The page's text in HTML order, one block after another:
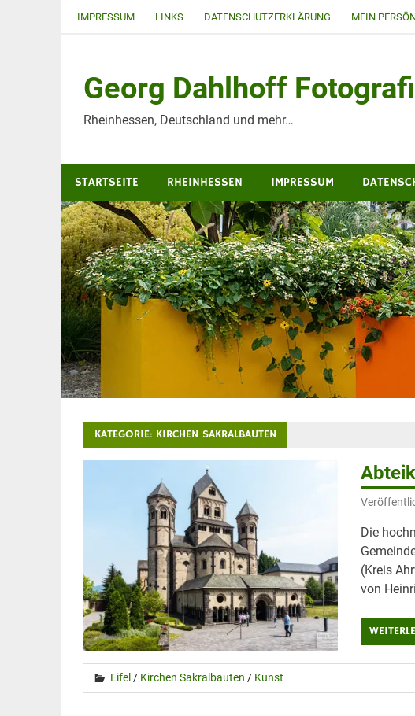
IMPRESSUM LINKS DATENSCHUTZERKLÄRUNG MEIN
Georg Dahlhoff
Rheinhessen, Deutschland und mehr…
STARTSEITE RHEINHESSEN IMPRESSUM
KATEGORIE: KIRCHEN SAKRALBAUTEN
Die
(Kreis
von
Eifel / Kirchen Sakralbauten / Kunst